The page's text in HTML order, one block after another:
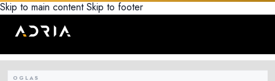
Skip to main content Skip to footer